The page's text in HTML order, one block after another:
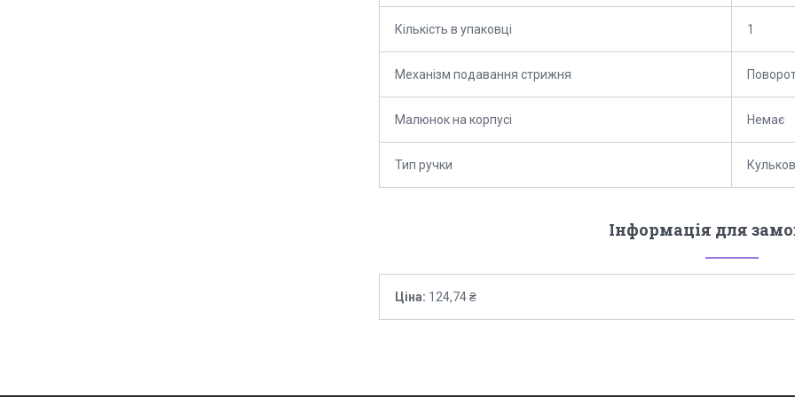
Кількість в упаковці 1
Механізм подавання стрижня
Малюнок на корпусі Немає
Тип ручки
Інформація для
Ціна: 124,74 ₴